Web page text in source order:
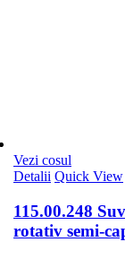
Vezi cosul
Detalii Quick View
115.00.248
rotativ semi-